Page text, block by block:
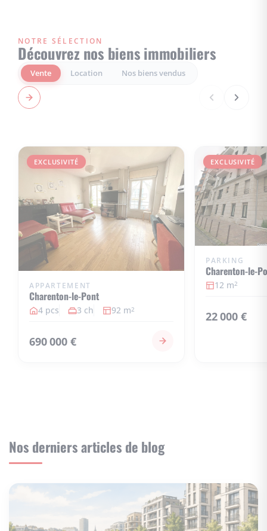
NOTRE SÉLECTION
Découvrez nos biens immobiliers
Vente Location Nos biens vendus
EXCLUSIVITÉ
APPARTEMENT
Charenton-le-Pont
4 pcs 3 ch 92 m2
690 000 €
EXCLUSIVITÉ
PARKING
Charenton-le-
12 m2
22 000 €
Nos derniers articles de blog